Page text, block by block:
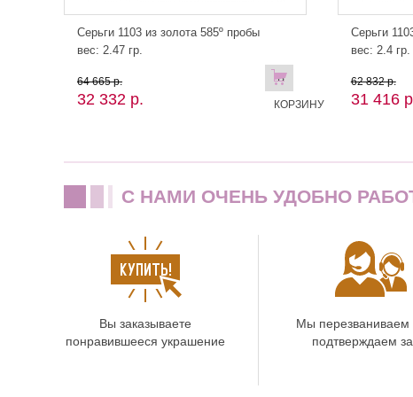
Серьги 1103 из золота 585º пробы
вес: 2.47 гр.
64 665 р.
32 332 р.
В
КОРЗИНУ
Серьги
вес: 2.4 гр.
62 832 р.
31 416
C НАМИ ОЧЕНЬ УДОБНО
Вы заказываете
понравившееся украшение
Мы перезваниваем
подтверждаем